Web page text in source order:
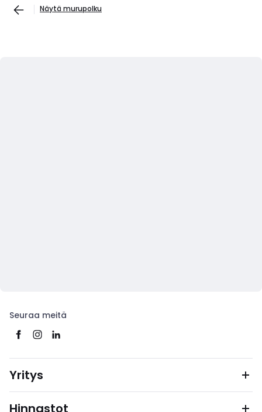
Näytä murupolku
Seuraa meitä
Yritys
Hinnastot